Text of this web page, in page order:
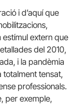
i d’aquí que
estímul extern que
del 2010,
i la pandèmia
totalment tensat,
professionals.
per exemple,